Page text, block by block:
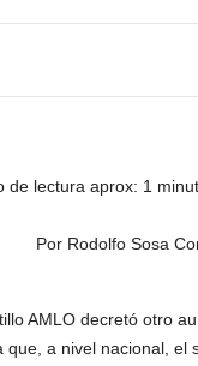
de lectura aprox: 1
Por Rodolfo Sosa
AMLO decretó otro
que, a nivel nacional,